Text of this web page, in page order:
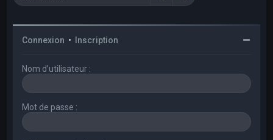
Connexion • Inscription
Nom d’utilisateur :
Mot de passe :